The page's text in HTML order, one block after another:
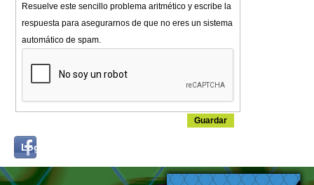
Resuelve este sencillo problema aritmético y escribe la
respuesta para asegurarnos de que no eres un sistema
automático de spam.
Log in with...